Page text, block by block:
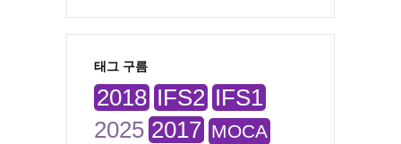
태그 구름
2018 IFS2 IFS1
2025 2017 MOCA